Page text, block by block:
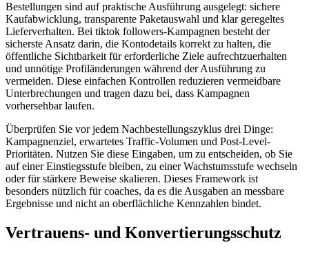
Bestellungen sind auf praktische Ausführung ausgelegt: sichere
Kaufabwicklung, transparente Paketauswahl und klar geregeltes
Lieferverhalten. Bei tiktok followers-Kampagnen besteht der
sicherste Ansatz darin, die Kontodetails korrekt zu halten, die
öffentliche Sichtbarkeit für erforderliche Ziele aufrechtzuerhalten
und unnötige Profiländerungen während der Ausführung zu
vermeiden. Diese einfachen Kontrollen reduzieren vermeidbare
Unterbrechungen und tragen dazu bei, dass Kampagnen
vorhersehbar laufen.
Überprüfen Sie vor jedem Nachbestellungszyklus drei Dinge:
Kampagnenziel, erwartetes Traffic-Volumen und Post-Level-
Prioritäten. Nutzen Sie diese Eingaben, um zu entscheiden, ob Sie
auf einer Einstiegsstufe bleiben, zu einer Wachstumsstufe wechseln
oder für stärkere Beweise skalieren. Dieses Framework ist
besonders nützlich für coaches, da es die Ausgaben an messbare
Ergebnisse und nicht an oberflächliche Kennzahlen bindet.
Vertrauens- und Konvertierungsschutz